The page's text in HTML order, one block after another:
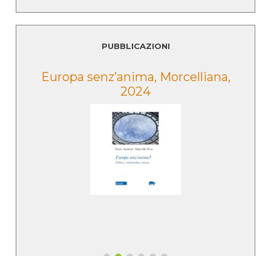
PUBBLICAZIONI
Lo sguardo della Caduta,
Morcelliana, 2022